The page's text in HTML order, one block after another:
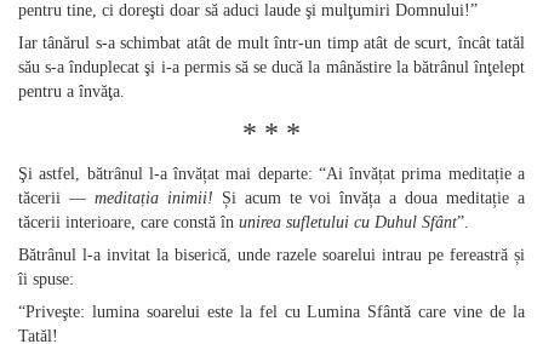
pentru tine, ci doreşti doar să aduci laude şi mulţumiri Domnului!”
Iar tânărul s‑a schimbat atât de mult într‑un timp atât de scurt, încât tatăl
său s‑a înduplecat şi i‑a permis să se ducă la mânăstire la bătrânul înţelept
pentru a învăţa.
* * *
Şi astfel, bătrânul l‑a învățat mai departe: “Ai învățat prima meditație a
tăcerii — meditația inimii! Și acum te voi învăța a doua meditație a
tăcerii interioare, care constă în unirea sufletului cu Duhul Sfânt”.
Bătrânul l‑a invitat la biserică, unde razele soarelui intrau pe fereastră și
îi spuse:
“Priveşte: lumina soarelui este la fel cu Lumina Sfântă care vine de la
Tatăl!